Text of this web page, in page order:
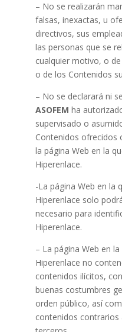
– No se realizarán
falsas, inexactas, u
directivos, sus
las personas que se
cualquier motivo, o
o de los Contenidos
– No se declarará ni
ASOFEM ha
supervisado o
Contenidos ofrecidos
la página Web en la
Hiperenlace.
-La página Web en la
Hiperenlace solo
necesario para
Hiperenlace.
– La página Web en
Hiperenlace no
contenidos ilícitos,
buenas costumbres
orden público, así
contenidos contrarios